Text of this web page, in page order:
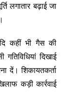
लगातार बढ़ाई जा
कहीं भी गैस की
दिखाई
दें। शिकायतकर्ता
कड़ी कार्रवाई